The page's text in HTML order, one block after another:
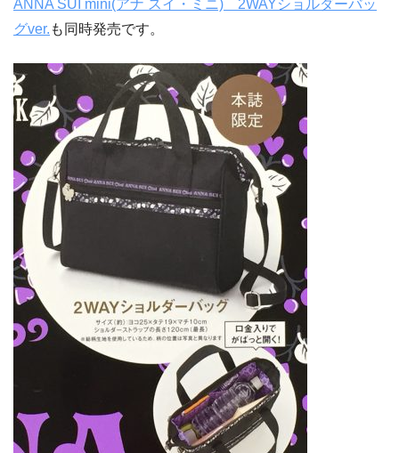
ANNA SUI mini(アナ スイ・ミニ) 2WAYショルダーバッ
グver. も同時発売です。